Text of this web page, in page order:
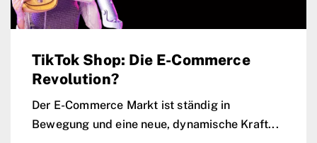
TikTok Shop: Die E-Commerce
Revolution?
Der E-Commerce Markt ist ständig in
Bewegung und eine neue, dynamische Kraft...